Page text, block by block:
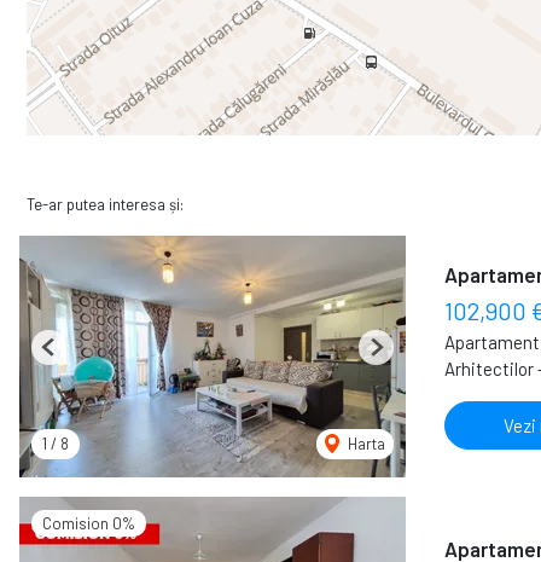
Te-ar putea interesa și:
1 / 8 Harta
Previous Next
102,900
Apartament
Arhitectilor
Comision 0%